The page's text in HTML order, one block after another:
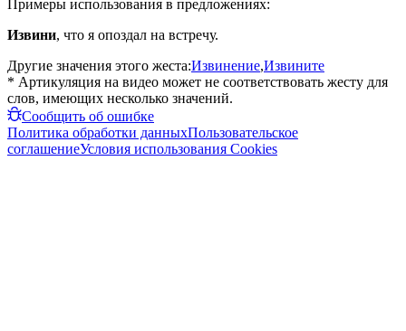
Примеры использования в предложениях:
Извини, что я опоздал на встречу.
Другие значения этого жеста:Извинение,Извините
* Артикуляция на видео может не соответствовать жесту для
слов, имеющих несколько значений.
Сообщить об ошибке
Политика обработки данныхПользовательское
соглашениеУсловия использования Cookies